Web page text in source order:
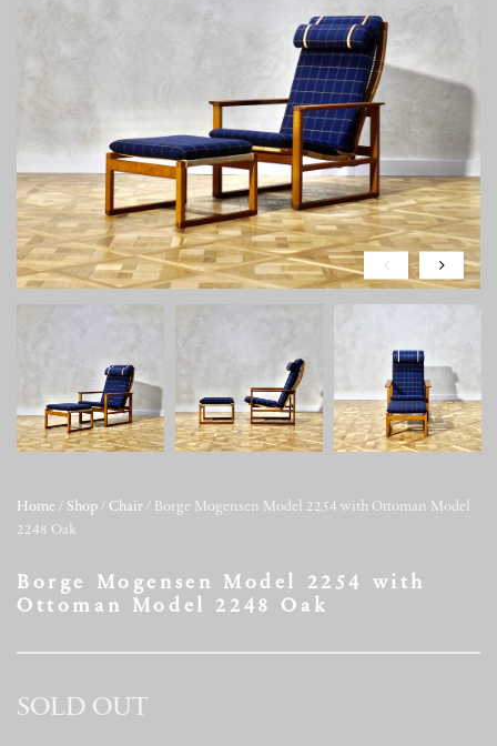
Home / Shop / Chair / Borge Mogensen Model 2254 with Ottoman Model
2248 Oak
Borge Mogensen Model 2254 with
Ottoman Model 2248 Oak
SOLD OUT